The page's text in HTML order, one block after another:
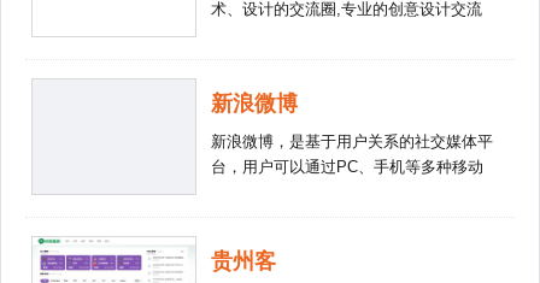
术、设计的交流圈,专业的创意设计交流
新浪微博
新浪微博，是基于用户关系的社交媒体平
台，用户可以通过PC、手机等多种移动
未有的方式使用户能够公开实时发表内
贵州客